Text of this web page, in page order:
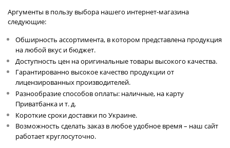
Аргументы в пользу выбора нашего интернет-магазина
следующие:
Обширность ассортимента, в котором представлена продукция
на любой вкус и бюджет.
Доступность цен на оригинальные товары высокого качества.
Гарантированно высокое качество продукции от
лицензированных производителей.
Разнообразие способов оплаты: наличные, на карту
Приватбанка и т. д.
Короткие сроки доставки по Украине.
Возможность сделать заказ в любое удобное время – наш сайт
работает круглосуточно.